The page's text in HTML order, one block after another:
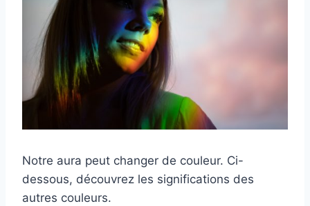
Notre aura peut changer de couleur. Ci-
dessous, découvrez les significations des
autres couleurs.